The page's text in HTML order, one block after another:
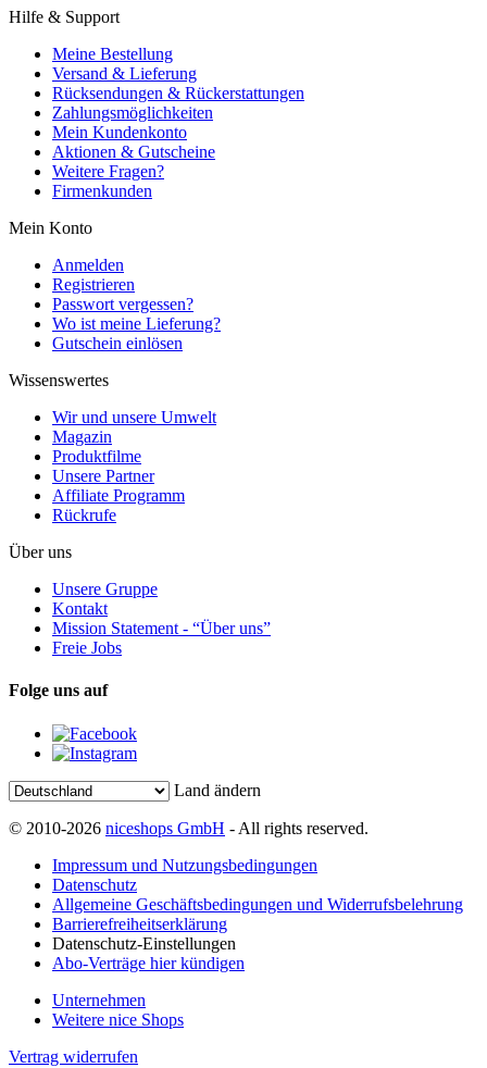
Hilfe & Support
Meine Bestellung
Versand & Lieferung
Rücksendungen & Rückerstattungen
Zahlungsmöglichkeiten
Mein Kundenkonto
Aktionen & Gutscheine
Weitere Fragen?
Firmenkunden
Mein Konto
Anmelden
Registrieren
Passwort vergessen?
Wo ist meine Lieferung?
Gutschein einlösen
Wissenswertes
Wir und unsere Umwelt
Magazin
Produktfilme
Unsere Partner
Affiliate Programm
Rückrufe
Über uns
Unsere Gruppe
Kontakt
Mission Statement - “Über uns”
Freie Jobs
Folge uns auf
Land ändern
© 2010-2026 niceshops GmbH - All rights reserved.
Impressum und Nutzungsbedingungen
Datenschutz
Allgemeine Geschäftsbedingungen und Widerrufsbelehrung
Barrierefreiheitserklärung
Datenschutz-Einstellungen
Abo-Verträge hier kündigen
Unternehmen
Weitere nice Shops
Vertrag widerrufen